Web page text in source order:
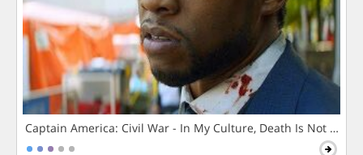
Captain America: Civil War - In My Culture, Death Is Not The